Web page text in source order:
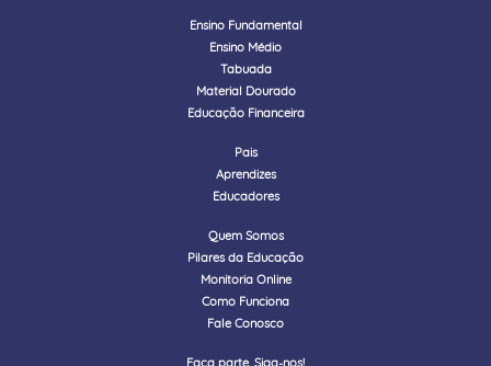
Ensino Fundamental
Ensino Médio
Tabuada
Material Dourado
Educação Financeira
Pais
Aprendizes
Educadores
Quem Somos
Pilares da Educação
Monitoria Online
Como Funciona
Fale Conosco
Faça parte. Siga-nos!